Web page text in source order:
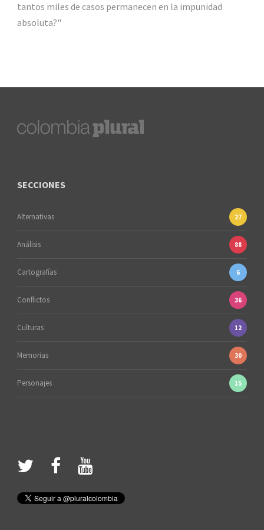
tantos miles de casos permanecen en la impunidad
absoluta?"
SECCIONES
Alternativas 27
Análisis 88
Cartografías 6
Conflictos 36
Culturas 12
Memorias 30
Personajes 15